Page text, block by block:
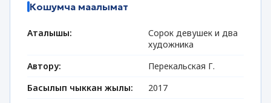
Кошумча маалымат
Аталышы:
Сорок девушек и два
художника
Автору:
Перекальская Г.
Басылып чыккан жылы:
2017